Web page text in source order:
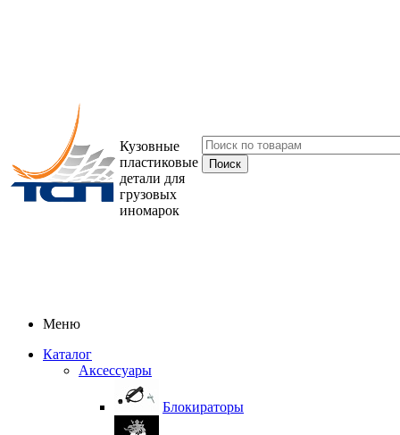
Кузовные
пластиковые
детали для
грузовых
иномарок
Меню
Каталог
Аксессуары
Блокираторы